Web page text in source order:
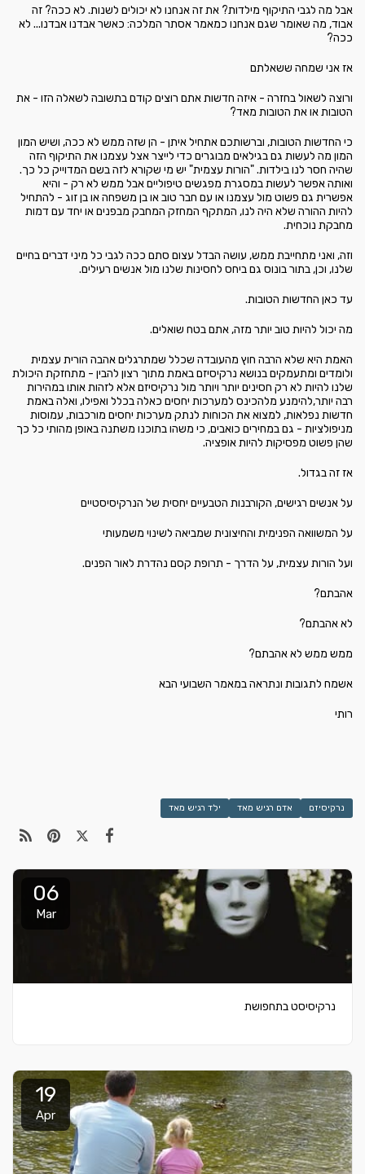
אבל מה לגבי התיקוף מילדות? את זה אנחנו לא יכולים לשנות. לא ככה? זה
אבוד, מה שאומר שגם אנחנו כמאמר אסתר המלכה: כאשר אבדנו אבדנו... לא
ככה?
אז אני שמחה ששאלתם
ורוצה לשאול בחזרה - איזה חדשות אתם רוצים קודם בתשובה לשאלה הזו - את
הטובות או את הטובות מאד?
כי החדשות הטובות, וברשותכם אתחיל איתן - הן שזה ממש לא ככה, ושיש המון
המון מה לעשות גם בגילאים מבוגרים כדי לייצר אצל עצמנו את התיקוף הזה
שהיה חסר לנו בילדות. "הורות עצמית" יש מי שקורא לזה בשם המדוייק כל כך.
ואותה אפשר לעשות במסגרת מפגשים טיפוליים אבל ממש לא רק - והיא
אפשרית גם פשוט מול עצמנו או עם חבר טוב או בן משפחה או בן זוג - להתחיל
להיות ההורה שלא היה לנו, המתקף המחזק המחבק מבפנים או יחד עם דמות
מחבקת נוכחית.
וזה, ואני מתחייבת ממש, עושה הבדל עצום סתם ככה לגבי כל מיני דברים בחיים
שלנו, וכן, בתור בונוס גם ביחס לחסינות שלנו מול אנשים רעילים.
עד כאן החדשות הטובות.
מה יכול להיות טוב יותר מזה, אתם בטח שואלים.
האמת היא שלא הרבה חוץ מהעובדה שכלל שמתרגלים אהבה הורית עצמית
ולומדים ומתעמקים בנושא נרקיסיזם באמת מתוך רצון להבין - מתחזקת היכולת
שלנו להיות לא רק חסינים יותר ויותר מול נרקיסיזם אלא לזהות אותו במהירות
רבה יותר,להימנע מלהכינס למערכות יחסים כאלה בכלל ואפילו, ואלה באמת
חדשות נפלאות, למצוא את הכוחות לנתק מערכות יחסים מורכבות, עמוסות
מניפולציות - גם במחירים כואבים, כי משהו בתוכנו משתנה באופן מהותי כל כך
שהן פשוט מפסיקות להיות אופציה.
אז זה בגדול.
על אנשים רגישים, הקורבנות הטבעיים יחסית של הנרקיסיסטיים
על המשוואה הפנימית והחיצונית שמביאה לשינוי משמעותי
ועל הורות עצמית, על הדרך - תרופת קסם נהדרת לאור הפנים.
אהבתם?
לא אהבתם?
ממש ממש לא אהבתם?
אשמח לתגובות ונתראה במאמר השבועי הבא
רותי
נרקיסיזם אדם רגיש מאד ילד רגיש מאד
06
Mar
נרקיסיסט בתחפושת
19
Apr